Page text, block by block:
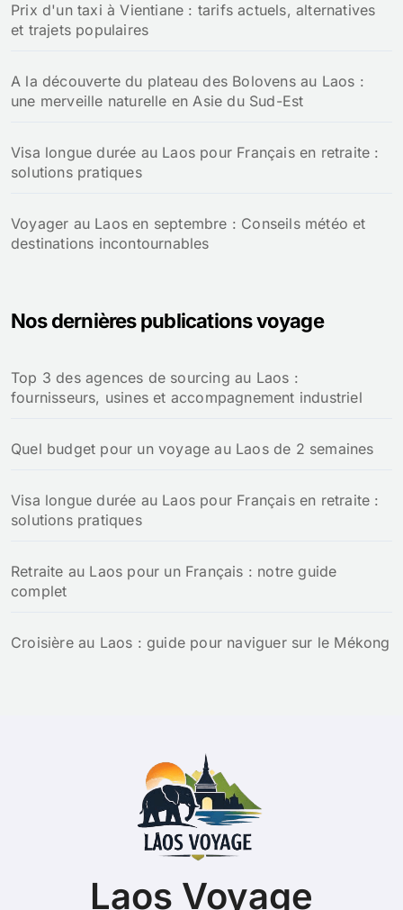
Prix d'un taxi à Vientiane : tarifs actuels, alternatives
et trajets populaires
A la découverte du plateau des Bolovens au Laos :
une merveille naturelle en Asie du Sud-Est
Visa longue durée au Laos pour Français en retraite :
solutions pratiques
Voyager au Laos en septembre : Conseils météo et
destinations incontournables
Nos dernières publications voyage
Top 3 des agences de sourcing au Laos :
fournisseurs, usines et accompagnement industriel
Quel budget pour un voyage au Laos de 2 semaines
Visa longue durée au Laos pour Français en retraite :
solutions pratiques
Retraite au Laos pour un Français : notre guide
complet
Croisière au Laos : guide pour naviguer sur le Mékong
Laos Voyage